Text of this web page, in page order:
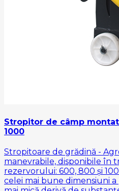
Stropitor de câmp montat
1000
Stropitoare de grădină -
manevrabile, disponibile în
rezervorului: 600, 800 și
celei mai bune dimensiuni